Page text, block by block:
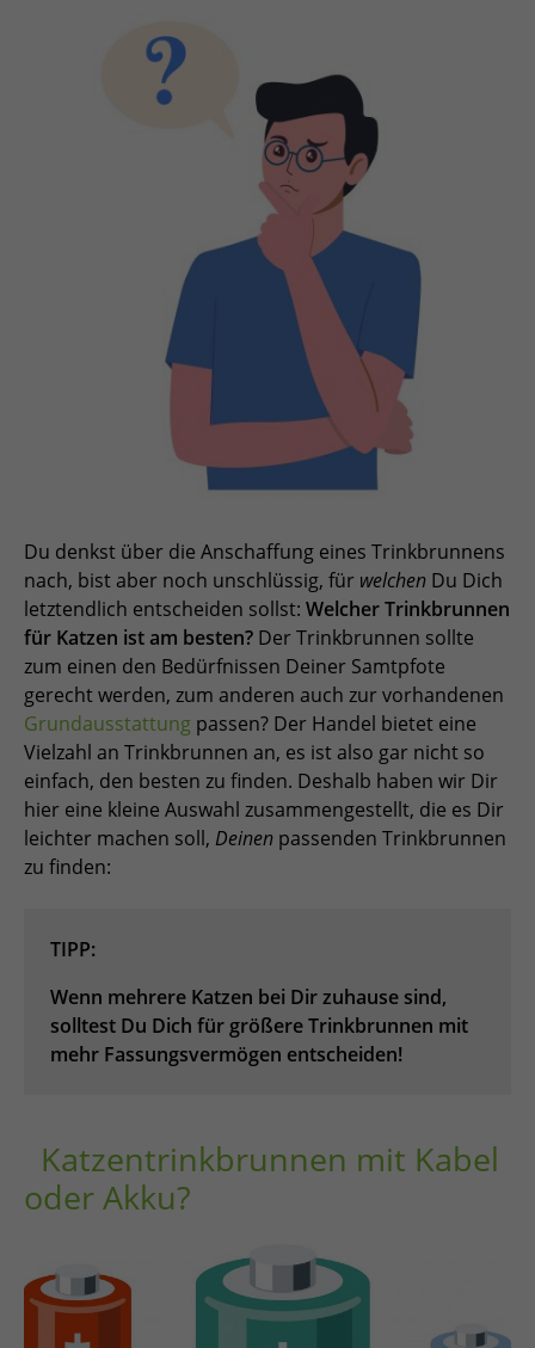
Du denkst über die Anschaffung eines Trinkbrunnens
nach, bist aber noch unschlüssig, für welchen Du Dich
letztendlich entscheiden sollst: Welcher Trinkbrunnen
für Katzen ist am besten? Der Trinkbrunnen sollte
zum einen den Bedürfnissen Deiner Samtpfote
gerecht werden, zum anderen auch zur vorhandenen
Grundausstattung passen? Der Handel bietet eine
Vielzahl an Trinkbrunnen an, es ist also gar nicht so
einfach, den besten zu finden. Deshalb haben wir Dir
hier eine kleine Auswahl zusammengestellt, die es Dir
leichter machen soll, Deinen passenden Trinkbrunnen
zu finden:
TIPP:
Wenn mehrere Katzen bei Dir zuhause sind,
solltest Du Dich für größere Trinkbrunnen mit
mehr Fassungsvermögen entscheiden!
Katzentrinkbrunnen mit Kabel
oder Akku?